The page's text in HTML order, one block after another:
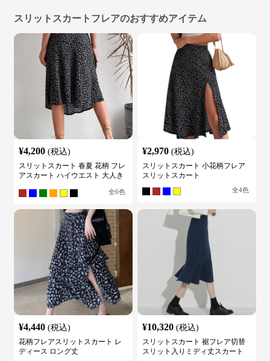
スリットスカートフレアのおすすめアイテム
¥4,200 (税込)
スリットスカート 春夏 花柄 フレ
アスカート ハイウエスト 大人き
全6色
¥2,970 (税込)
スリットスカート 小花柄フレア
スリットスカート
全4色
¥4,440 (税込)
花柄フレアスリットスカート レ
ディース ロング丈
¥10,320 (税込)
スリットスカート 裾フレア切替
スリット入りミディ丈スカート